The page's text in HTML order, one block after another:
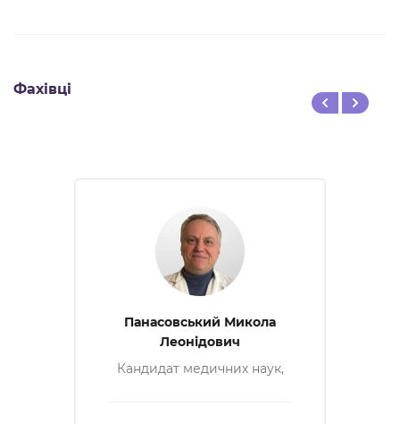
Фахівці
Панасовський Микола
Леонідович
Кандидат медичних наук,